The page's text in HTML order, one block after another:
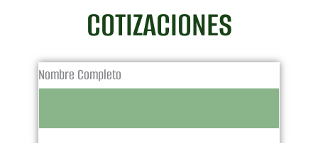
COTIZACIONES
Nombre Completo